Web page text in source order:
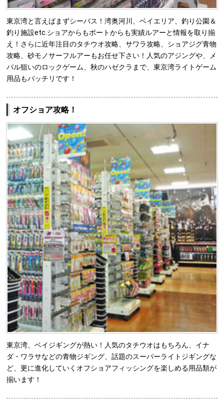
東京湾と言えばまずシーバス！湾奥河川、ベイエリア、釣り公園＆
釣り施設etc.ショアからもボートからも実績ルアーと情報を取り揃
え！さらに近年注目のタチウオ攻略、サワラ攻略、ショアジグ青物
攻略、砂モノサーフルアーもお任せ下さい！人気のアジングや、メ
バル狙いのロックゲーム、秋のハゼクラまで、東京湾ライトゲーム
用品もバッチリです！
オフショア攻略！
東京湾、ベイジギングが熱い！人気のタチウオはもちろん、イナ
ダ・ワラサなどの青物ジギング、話題のスーパーライトジギングな
ど、更に進化していくオフショアフィッシングを楽しめる用品類が
揃います！